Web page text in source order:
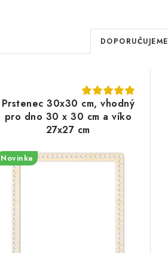
Ř
a
z
e
í
DOPORUČUJEME
Prstenec 30x30 cm, vhodný
pro dno 30 x 30 cm a víko
27x27 cm
Novinka